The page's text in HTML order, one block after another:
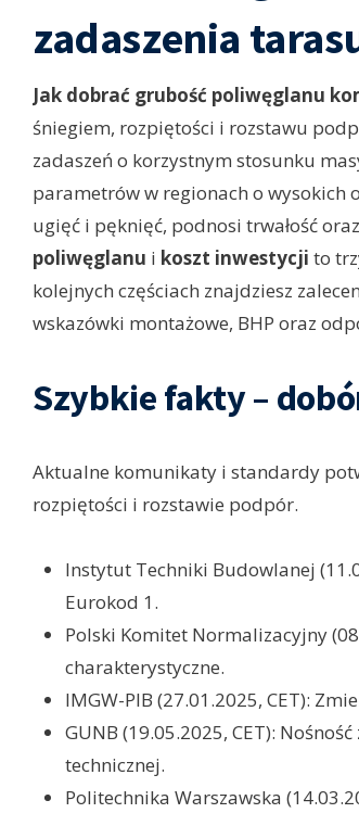
zadaszenia
Jak dobrać grubość poliwęglanu
śniegiem, rozpiętości i rozstawu
zadaszeń o korzystnym stosunku
parametrów w regionach o wysokich
ugięć i pęknięć, podnosi trwałość
poliwęglanu i koszt inwestycji to
kolejnych częściach znajdziesz
wskazówki montażowe, BHP oraz
Szybkie fakty –
Aktualne komunikaty i standardy
rozpiętości i rozstawie podpór.
Instytut Techniki Budowlanej
Eurokod 1.
Polski Komitet Normalizacyjny
charakterystyczne.
IMGW-PIB (27.01.2025, CET):
GUNB (19.05.2025, CET):
technicznej.
Politechnika Warszawska